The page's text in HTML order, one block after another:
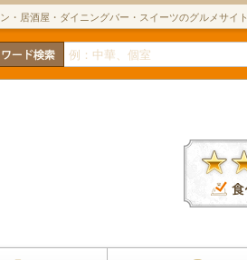
・居酒屋・ダイニングバー・スイーツのグルメサイト